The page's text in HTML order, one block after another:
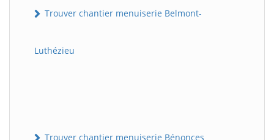
Trouver chantier menuiserie Belmont-
Luthézieu
Trouver chantier menuiserie Bénonces